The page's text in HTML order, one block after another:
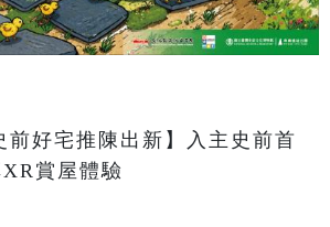
前好宅推陳出新】入主史前首
賞屋體驗